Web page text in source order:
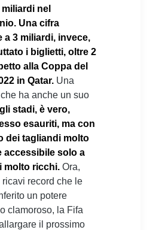
nel
Una cifra
a 3 miliardi, invece,
i biglietti, oltre 2
alla Coppa del
in Qatar. Una
ha anche un suo
gli stadi, è vero,
esauriti, ma con
dei tagliandi molto
accessibile solo a
molto ricchi. Ora,
record che le
un potere
clamoroso, la Fifa
il prossimo